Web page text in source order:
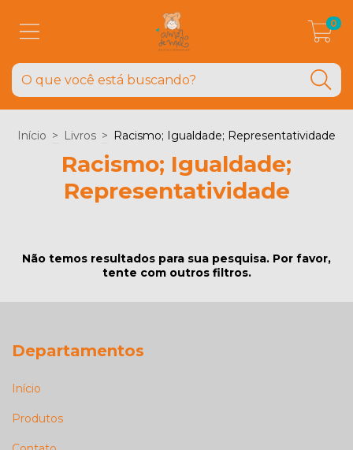
0
Início > Livros > Racismo; Igualdade; Representatividade
Racismo; Igualdade;
Representatividade
Não temos resultados para sua pesquisa. Por favor,
tente com outros filtros.
Departamentos
Início
Produtos